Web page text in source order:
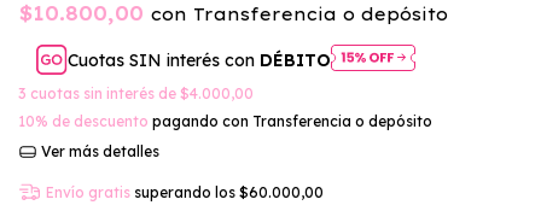
$10.800,00 con Transferencia o depósito
Cuotas SIN interés con DÉBITO
3 cuotas sin interés de $4.000,00
10% de descuento pagando con Transferencia o depósito
Ver más detalles
Envío gratis superando los $60.000,00